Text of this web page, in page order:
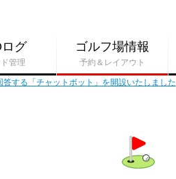
グ
管理
ゴルフ場情報
予約＆レイアウト
答する「チャットボット」を開設いたしました